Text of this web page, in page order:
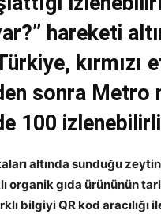
hareketi
kırmızı
sonra Metro
100
altında sunduğu
organik gıda ürününün
bilgiyi QR kod